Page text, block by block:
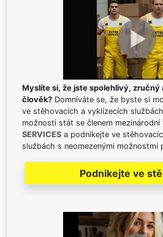
Myslíte si, že jste spolehlivý, zručný
člověk? Domníváte se, že byste si
ve stěhovacích a vyklízecích
možnosti stát se členem
SERVICES a podnikejte ve
službách s neomezenými možnostmi
Podnikejte ve